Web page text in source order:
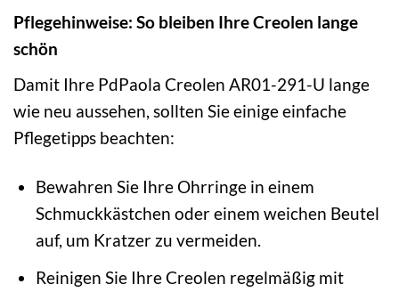
Pflegehinweise: So bleiben Ihre Creolen lange
schön
Damit Ihre PdPaola Creolen AR01-291-U lange
wie neu aussehen, sollten Sie einige einfache
Pflegetipps beachten:
Bewahren Sie Ihre Ohrringe in einem
Schmuckkästchen oder einem weichen Beutel
auf, um Kratzer zu vermeiden.
Reinigen Sie Ihre Creolen regelmäßig mit